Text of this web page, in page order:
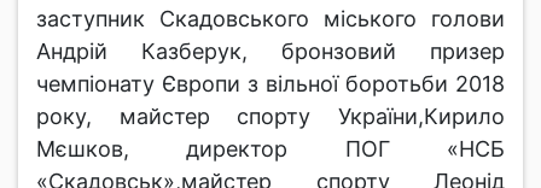
заступник Скадовського міського голови
Андрій Казберук, бронзовий призер
чемпіонату Європи з вільної боротьби 2018
року, майстер спорту України,Кирило
Мєшков, директор ПОГ «НСБ
«Скадовськ»,майстер спорту Леонід